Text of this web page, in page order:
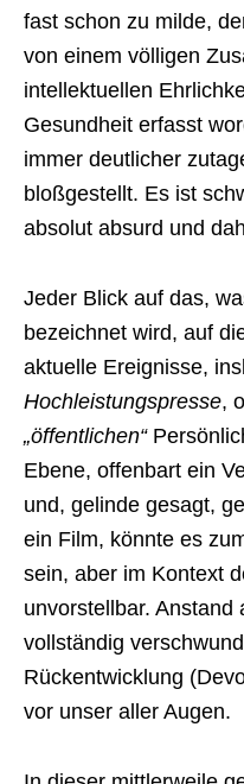
fast schon zu milde,
von einem völligen
intellektuellen
Gesundheit erfasst
immer deutlicher
bloßgestellt. Es ist
absolut absurd und
Jeder Blick auf das,
bezeichnet wird, auf
aktuelle Ereignisse,
Hochleistungspresse,
„öffentlichen“
Ebene, offenbart ein
und, gelinde gesagt,
ein Film, könnte es
sein, aber im Kontext
unvorstellbar. Anstand
vollständig
Rückentwicklung
vor unser aller Augen.